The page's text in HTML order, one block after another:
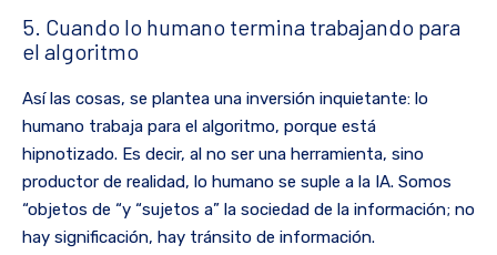
5. Cuando lo humano termina trabajando para
el algoritmo
Así las cosas, se plantea una inversión inquietante: lo
humano trabaja para el algoritmo, porque está
hipnotizado. Es decir, al no ser una herramienta, sino
productor de realidad, lo humano se suple a la IA. Somos
“objetos de “y “sujetos a” la sociedad de la información; no
hay significación, hay tránsito de información.